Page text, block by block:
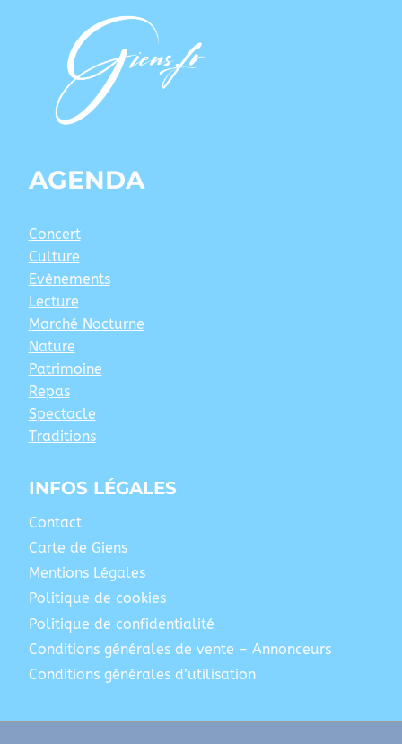
AGENDA
Concert
Culture
Evènements
Lecture
Marché Nocturne
Nature
Patrimoine
Repas
Spectacle
Traditions
INFOS LÉGALES
Contact
Carte de Giens
Mentions Légales
Politique de cookies
Politique de confidentialité
Conditions générales de vente – Annonceurs
Conditions générales d’utilisation